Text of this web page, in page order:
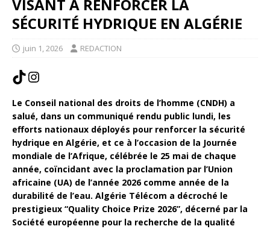
VISANT À RENFORCER LA
SÉCURITÉ HYDRIQUE EN ALGÉRIE
juin 1, 2026 REDACTION
Le Conseil national des droits de l’homme (CNDH) a
salué, dans un communiqué rendu public lundi, les
efforts nationaux déployés pour renforcer la sécurité
hydrique en Algérie, et ce à l’occasion de la Journée
mondiale de l’Afrique, célébrée le 25 mai de chaque
année, coïncidant avec la proclamation par l’Union
africaine (UA) de l’année 2026 comme année de la
durabilité de l’eau. Algérie Télécom a décroché le
prestigieux “Quality Choice Prize 2026”, décerné par la
Société européenne pour la recherche de la qualité